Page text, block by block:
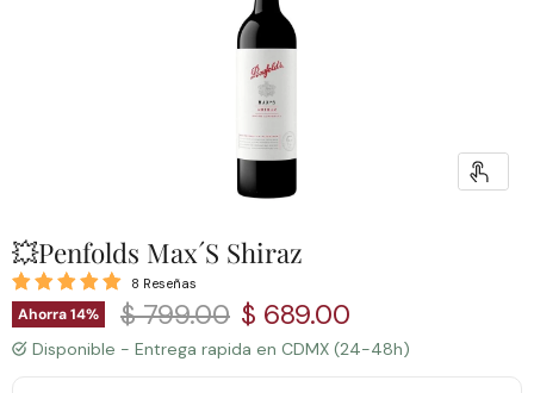
💥Penfolds Max´S Shiraz
8 Reseñas
Ahorra14% Precio original
$ 799.00 Precio actual
$ 689.00
Disponible - Entrega rapida en CDMX (24-48h)